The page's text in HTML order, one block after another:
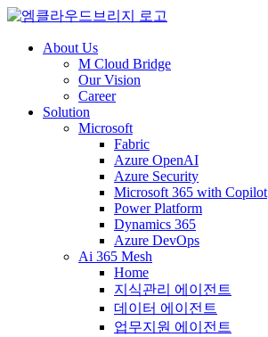
About Us
M Cloud Bridge
Our Vision
Career
Solution
Microsoft
Fabric
Azure OpenAI
Azure Security
Microsoft 365 with Copilot
Power Platform
Dynamics 365
Azure DevOps
Ai 365 Mesh
Home
지식관리 에이전트
데이터 에이전트
업무지원 에이전트